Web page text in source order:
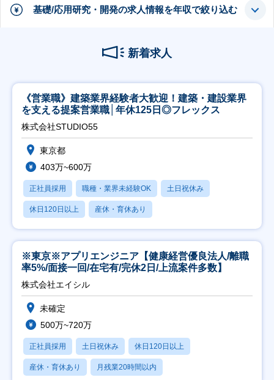
基礎/応用研究・開発の求人情報を年収で絞り込む
新着求人
《営業職》建築業界経験者大歓迎！建築・建設業界
を支える提案営業職│年休125日◎フレックス
株式会社STUDIO55
東京都
403万~600万
正社員採用 職種・業界未経験OK 土日祝休み
休日120日以上 産休・育休あり
※東京※アプリエンジニア【健康経営優良法人/離職
率5%/面接一回/在宅有/完休2日/上流案件多数】
株式会社エイシル
未確定
500万~720万
正社員採用 土日祝休み 休日120日以上
産休・育休あり 月残業20時間以内